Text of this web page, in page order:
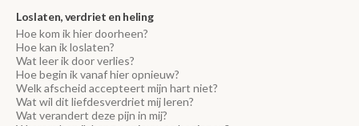
Loslaten, verdriet en heling
Hoe kom ik hier doorheen?
Hoe kan ik loslaten?
Wat leer ik door verlies?
Hoe begin ik vanaf hier opnieuw?
Welk afscheid accepteert mijn hart niet?
Wat wil dit liefdesverdriet mij leren?
Wat verandert deze pijn in mij?